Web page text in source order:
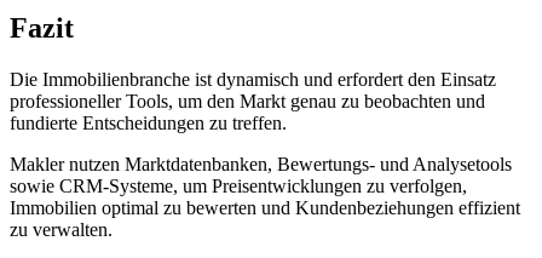
Fazit
Die Immobilienbranche ist dynamisch und erfordert den Einsatz
professioneller Tools, um den Markt genau zu beobachten und
fundierte Entscheidungen zu treffen.
Makler nutzen Marktdatenbanken, Bewertungs- und Analysetools
sowie CRM-Systeme, um Preisentwicklungen zu verfolgen,
Immobilien optimal zu bewerten und Kundenbeziehungen effizient
zu verwalten.